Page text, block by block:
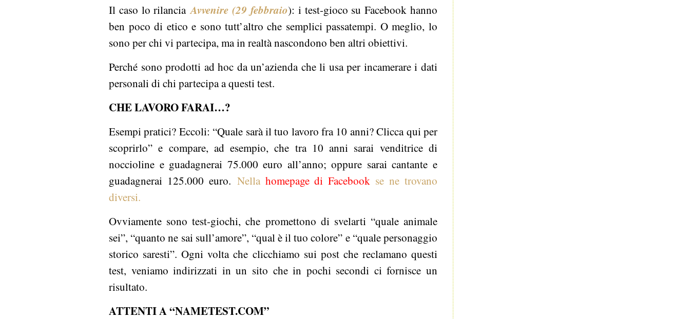
Il caso lo rilanciaAvvenire (29 febbraio): i test-gioco su Facebook hanno
ben poco di etico e sono tutt’altro che semplici passatempi. O meglio, lo
sono per chi vi partecipa, ma in realtà nascondono ben altri obiettivi.
Perché sono prodotti ad hoc da un’azienda che li usa per incamerare i dati
personali di chi partecipa a questi test.
CHE LAVORO FARAI…?
Esempi pratici? Eccoli: “Quale sarà il tuo lavoro fra 10 anni? Clicca qui per
scoprirlo” e compare, ad esempio, che tra 10 anni sarai venditrice di
noccioline e guadagnerai 75.000 euro all’anno; oppure sarai cantante e
guadagnerai 125.000 euro. Nella homepage di Facebook se ne trovano
diversi.
Ovviamente sono test-giochi, che promettono di svelarti “quale animale
sei”, “quanto ne sai sull’amore”, “qual è il tuo colore” e “quale personaggio
storico saresti”. Ogni volta che clicchiamo sui post che reclamano questi
test, veniamo indirizzati in un sito che in pochi secondi ci fornisce un
risultato.
ATTENTI A “NAMETEST.COM”